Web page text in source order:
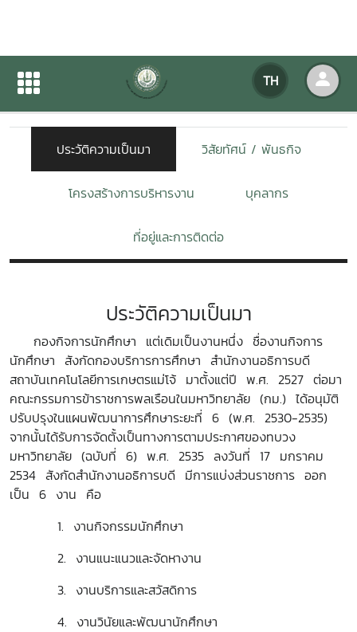
TH
เกี่ยวกับหน่วยงาน
เกี่ยวกับหน่วยงาน
ประวัติความเป็นมา วิสัยทัศน์ / พันธกิจ
โครงสร้างการบริหารงาน บุคลากร
ที่อยู่และการติดต่อ
ประวัติความเป็นมา
กองกิจการนักศึกษา แต่เดิมเป็นงานหนึ่ง ชื่องานกิจการ
นักศึกษา สังกัดกองบริการการศึกษา สำนักงานอธิการบดี
สถาบันเทคโนโลยีการเกษตรแม่โจ้ มาตั้งแต่ปี พ.ศ. 2527 ต่อมา
คณะกรรมการข้าราชการพลเรือนในมหาวิทยาลัย (กม.) ได้อนุมัติ
ปรับปรุงในแผนพัฒนาการศึกษาระยะที่ 6 (พ.ศ. 2530-2535)
จากนั้นได้รับการจัดตั้งเป็นทางการตามประกาศของทบวง
มหาวิทยาลัย (ฉบับที่ 6) พ.ศ. 2535 ลงวันที่ 17 มกราคม
2534 สังกัดสำนักงานอธิการบดี มีการแบ่งส่วนราชการ ออก
เป็น 6 งาน คือ
1. งานกิจกรรมนักศึกษา
2. งานแนะแนวและจัดหางาน
3. งานบริการและสวัสดิการ
4. งานวินัยและพัฒนานักศึกษา